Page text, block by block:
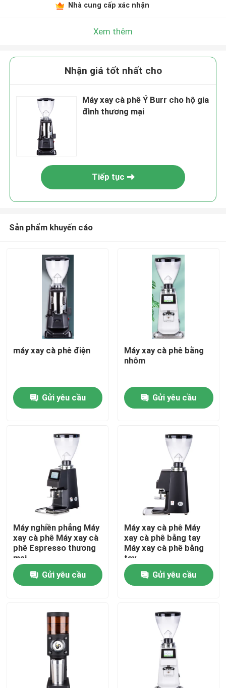
Nhà
Hướng dẫn VR
Về chúng tôi
Tham quan nhà máy
Kiểm soát chất lượng
Liên hệ chúng tôi
Các trường hợp
Máy xay hạt cà phê
Máy xay cà phê Burr
Nhà cung cấp xác nhận
Xem thêm
Nhận giá tốt nhất cho
Máy xay cà phê Ý Burr cho hộ gia
đình thương mại
Tiếp tục
Sản phẩm khuyến cáo
máy xay cà phê điện
Gửi yêu cầu
Máy xay cà phê bằng
nhôm
Gửi yêu cầu
Máy nghiền phẳng Máy
xay cà phê Máy xay cà
phê Espresso thương
mại
Gửi yêu cầu
Máy xay cà phê Máy
xay cà phê bằng tay
Máy xay cà phê bằng
tay
Gửi yêu cầu